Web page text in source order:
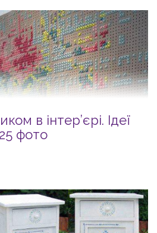
в інтер’єрі. Ідеї
фото